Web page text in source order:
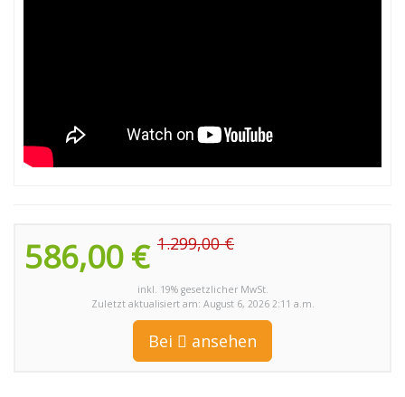
586,00 € 1.299,00 €
inkl. 19% gesetzlicher MwSt.
Zuletzt aktualisiert am: August 6, 2026 2:11 a.m.
Bei ansehen